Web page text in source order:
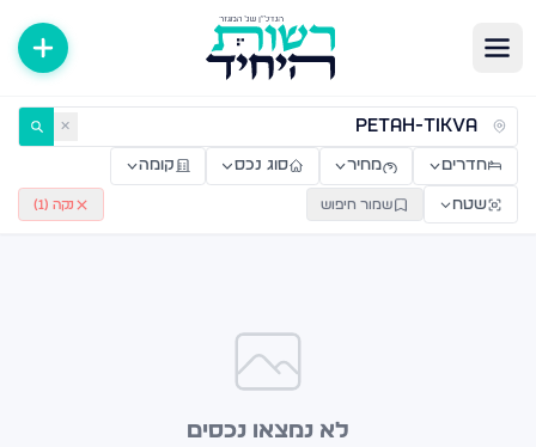
דירות למכירה ולהשכרה — רשות היחיד ✕
חדרים מחיר סוג נכס קומה
שטח שמור חיפוש נקה ( 1
)
לא נמצאו נכסים